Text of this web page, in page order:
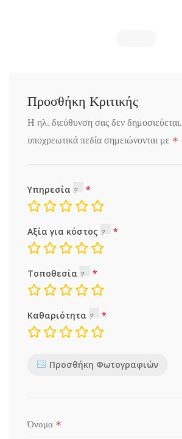
Προσθήκη Κριτικής
Η ηλ. διεύθυνση σας δεν δημοσιεύεται.
υποχρεωτικά πεδία σημειώνονται με *
Υπηρεσία
Αξία για κόστος
Τοποθεσία
Καθαριότητα
Προσθήκη Φωτογραφιών
Όνομα *